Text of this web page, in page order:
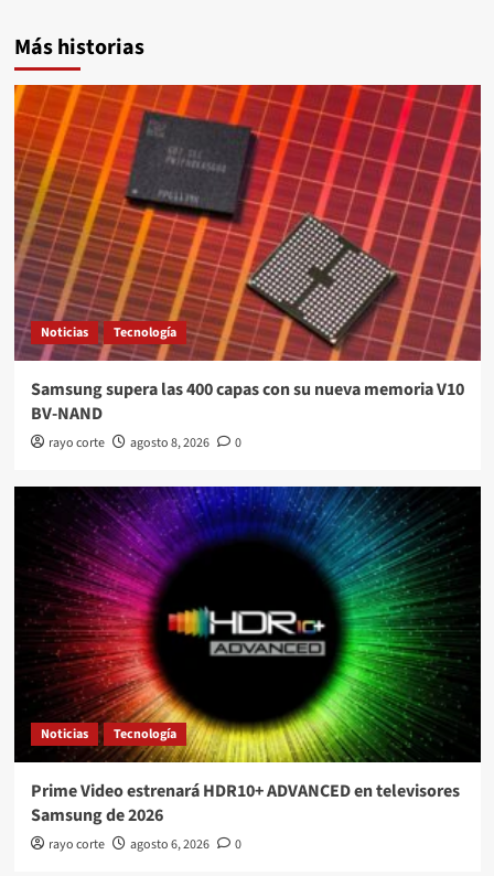
Más historias
Noticias Tecnología
Samsung supera las 400 capas con su nueva memoria V10
BV-NAND
rayo corte agosto 8, 2026 0
Noticias Tecnología
Prime Video estrenará HDR10+ ADVANCED en televisores
Samsung de 2026
rayo corte agosto 6, 2026 0